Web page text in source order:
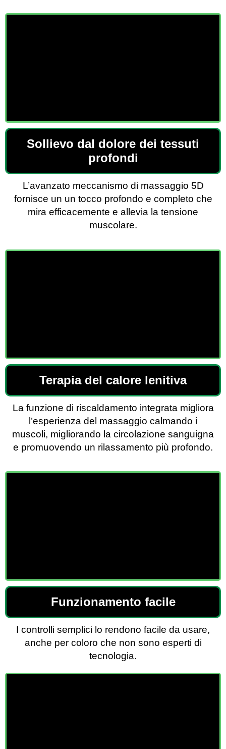
Sollievo dal dolore dei tessuti
profondi
L’avanzato meccanismo di massaggio 5D
fornisce un un tocco profondo e completo che
mira efficacemente e allevia la tensione
muscolare.
Terapia del calore lenitiva
La funzione di riscaldamento integrata migliora
l’esperienza del massaggio calmando i
muscoli, migliorando la circolazione sanguigna
e promuovendo un rilassamento più profondo.
Funzionamento facile
I controlli semplici lo rendono facile da usare,
anche per coloro che non sono esperti di
tecnologia.